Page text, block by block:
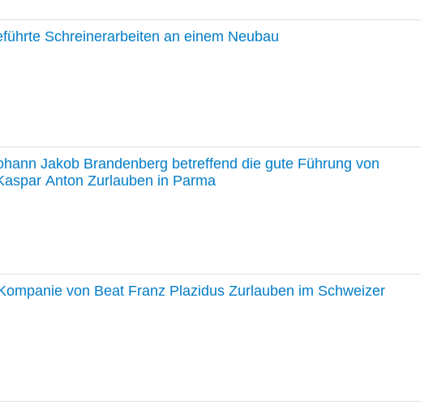
Schreinerarbeiten an einem Neubau
Jakob Brandenberg betreffend die gute Führung von
Anton Zurlauben in Parma
von Beat Franz Plazidus Zurlauben im Schweizer